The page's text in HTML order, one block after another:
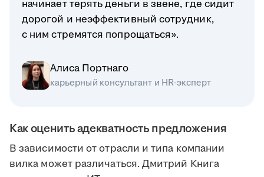
начинает терять деньги в звене, где сидит
дорогой и неэффективный сотрудник,
с ним стремятся попрощаться».
Алиса Портнаго
карьерный консультант и HR-эксперт
Как оценить адекватность предложения
В зависимости от отрасли и типа компании
вилка может различаться. Дмитрий Книга